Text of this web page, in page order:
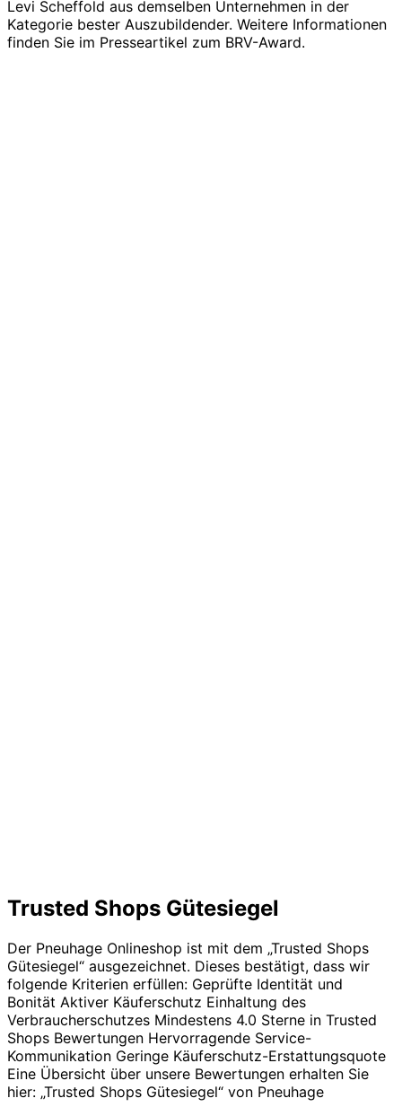
Levi Scheffold aus demselben Unternehmen in der
Kategorie bester Auszubildender. Weitere Informationen
finden Sie im Presseartikel zum BRV-Award.
Trusted Shops Gütesiegel
Der Pneuhage Onlineshop ist mit dem „Trusted Shops
Gütesiegel“ ausgezeichnet. Dieses bestätigt, dass wir
folgende Kriterien erfüllen: Geprüfte Identität und
Bonität Aktiver Käuferschutz Einhaltung des
Verbraucherschutzes Mindestens 4.0 Sterne in Trusted
Shops Bewertungen Hervorragende Service-
Kommunikation Geringe Käuferschutz-Erstattungsquote
Eine Übersicht über unsere Bewertungen erhalten Sie
hier: „Trusted Shops Gütesiegel“ von Pneuhage